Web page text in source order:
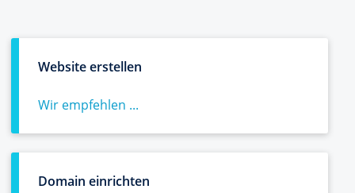
Website erstellen
Wir empfehlen ...
Domain einrichten